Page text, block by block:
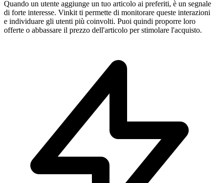
Quando un utente aggiunge un tuo articolo ai preferiti, è un segnale
di forte interesse. Vinkit ti permette di monitorare queste interazioni
e individuare gli utenti più coinvolti. Puoi quindi proporre loro
offerte o abbassare il prezzo dell'articolo per stimolare l'acquisto.